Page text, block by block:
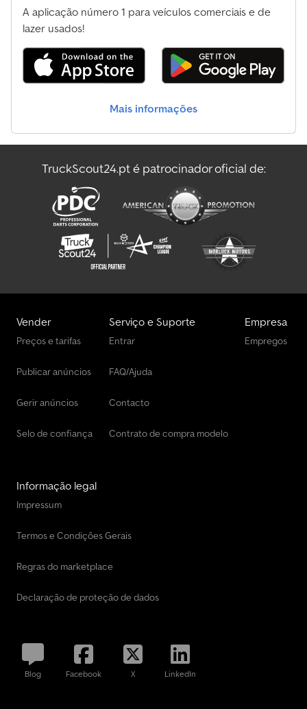
A aplicação número 1 para veículos comerciais e de
lazer usados!
Mais informações
TruckScout24.pt é patrocinador oficial de:
Vender
Preços e tarifas
Publicar anúncios
Gerir anúncios
Selo de confiança
Serviço e Suporte
Entrar
FAQ/Ajuda
Contacto
Contrato de compra modelo
Empresa
Empregos
Informação legal
Impressum
Termos e Condições Gerais
Regras do marketplace
Declaração de proteção de dados
Blog Facebook X LinkedIn